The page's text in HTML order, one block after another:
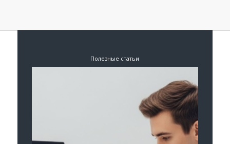
Полезные статьи